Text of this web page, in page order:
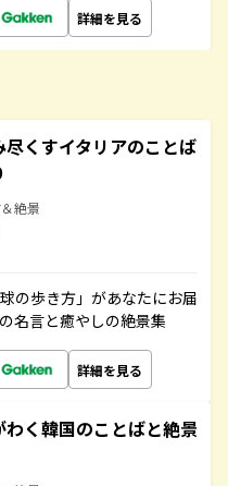
詳細を見る
くすイタリアのことば
絶景
の歩き方」があなたにお届
名言と癒やしの絶景集
詳細を見る
く韓国のことばと絶景